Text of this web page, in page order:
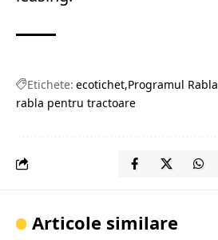
Etichete: ecotichet Programul Rabla
rabla pentru tractoare
Articole similare